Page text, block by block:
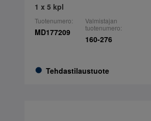
1 x 5 kpl
Tuotenumero:
MD177209
Tehdastilaustuote
Valmistajan
tuotenumero:
160-276